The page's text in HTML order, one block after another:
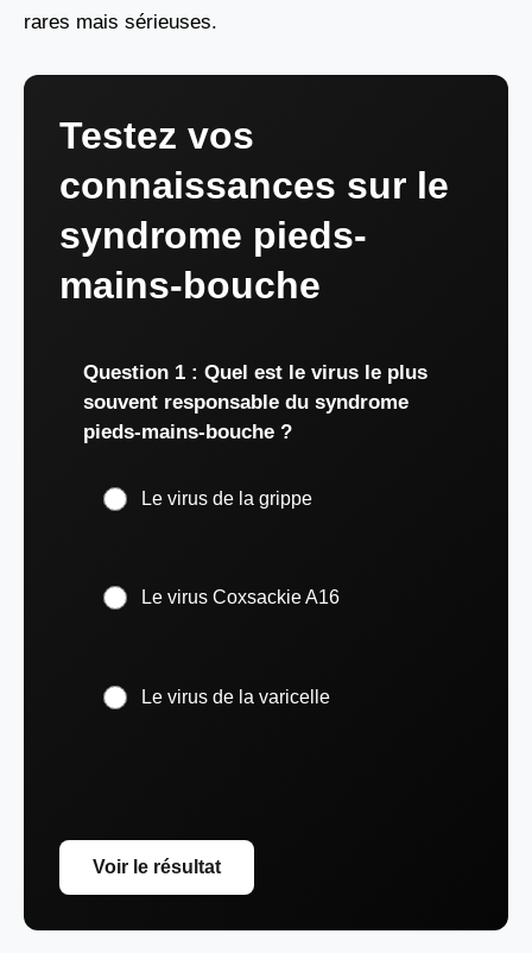
rares mais sérieuses.
Testez vos
connaissances sur le
syndrome pieds-
mains-bouche
Question 1 : Quel est le virus le plus
souvent responsable du syndrome
pieds-mains-bouche ?
Le virus de la grippe
Le virus Coxsackie A16
Le virus de la varicelle
Voir le résultat